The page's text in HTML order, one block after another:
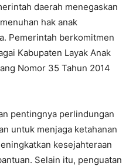
daerah menegaskan
hak anak
Pemerintah berkomitmen
Kabupaten Layak Anak
Nomor 35 Tahun 2014
pentingnya perlindungan
untuk menjaga ketahanan
kesejahteraan
Selain itu, penguatan